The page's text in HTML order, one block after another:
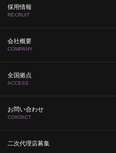
採用情報
RECRUIT
会社概要
COMPANY
全国拠点
ACCESS
お問い合わせ
CONTACT
二次代理店募集